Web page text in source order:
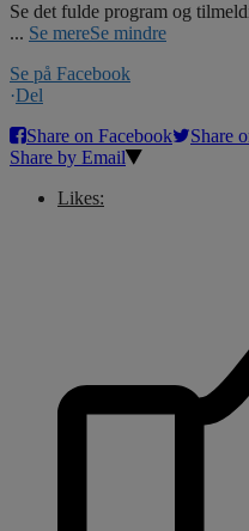
Se det fulde program og
... Se mereSe mindre
Se på Facebook
·Del
Share on Facebook
Share
Share by Email
Likes: